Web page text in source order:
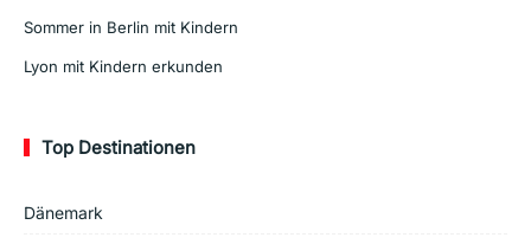
Sommer in Berlin mit Kindern
Lyon mit Kindern erkunden
Top Destinationen
Dänemark